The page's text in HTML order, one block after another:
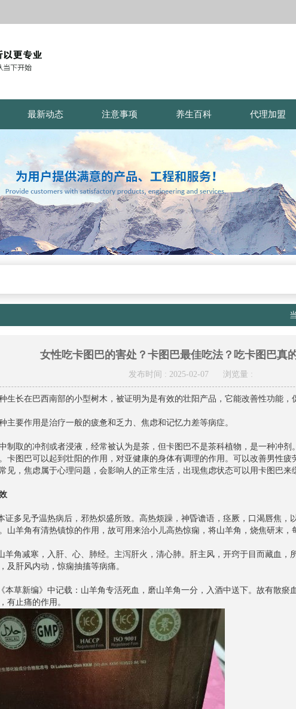
最新动态 注意事项 养生百科 代理加盟
女性吃卡图巴的害处？卡图巴最佳吃法？吃卡图巴真
发布时间 : 2025-02-07 浏览量 :
生长在巴西南部的小型树木，被证明为是有效的壮阳产品，它能改善性功能，
主要作用是治疗一般的疲惫和乏力、焦虑和记忆力差等病症。
制取的冲剂或者浸液，经常被认为是茶，但卡图巴不是茶科植物，是一种冲剂
卡图巴可以起到壮阳的作用，对亚健康的身体有调理的作用。可以改善男性疲
见，焦虑属于心理问题，会影响人的正常生活，出现焦虑状态可以用卡图巴来
证多见予温热病后，邪热炽盛所致。高热烦躁，神昏谵语，痉厥，口渴唇焦，
山羊角有清热镇惊的作用，故可用来治小儿高热惊痫，将山羊角，烧焦研末，
羊角减寒，入肝、心、肺经。主泻肝火，清心肺。肝主风，开窍于目而藏血，
及肝风内动，惊痫抽搐等病痛。
本草新编》中记载：山羊角专活死血，磨山羊角一分，入酒中送下。故有散瘀
有止痛的作用。